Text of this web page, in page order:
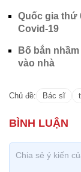
Quốc gia thứ
Covid-19
Bố bắn
vào nhà
Chủ đề: Bác sĩ